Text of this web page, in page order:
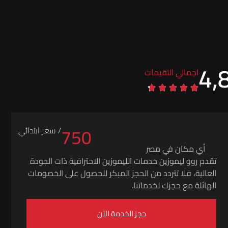
اجمالي التقيمات
750/ سعر ابتدائي
أي مكان في مصر
تقدم روو ليموزين خدمات الليموزين الاحترافية ذات الجودة
العالية، فلا تتردد من الحجز المبكر للحصول على الخصومات
الهائلة مع حجزك لخدماتنا.
حجز الخدمة الآن